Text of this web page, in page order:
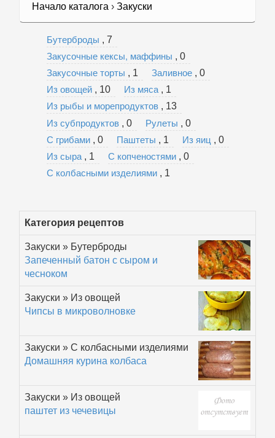
Начало каталога › Закуски
Бутерброды , 7
Закусочные кексы, маффины , 0
Закусочные торты , 1 Заливное , 0
Из овощей , 10 Из мяса , 1
Из рыбы и морепродуктов , 13
Из субпродуктов , 0 Рулеты , 0
С грибами , 0 Паштеты , 1 Из яиц , 0
Из сыра , 1 С копченостями , 0
С колбасными изделиями , 1
Категория рецептов
Закуски » Бутерброды
Запеченный батон с сыром и
чесноком
Закуски » Из овощей
Чипсы в микроволновке
Закуски » С колбасными изделиями
Домашняя курина колбаса
Закуски » Из овощей
паштет из чечевицы